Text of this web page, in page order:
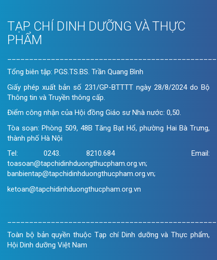
TẠP CHÍ DINH DƯỠNG VÀ THỰC
PHẨM
Tổng biên tập: PGS.TS.BS. Trần Quang Bình
Giấy phép xuất bản số 231/GP-BTTTT ngày 28/8/2024 do Bộ
Thông tin và Truyền thông cấp.
Điểm công nhận của Hội đồng Giáo sư Nhà nước: 0,50.
Tòa soạn: Phòng 509, 48B Tăng Bạt Hổ, phường Hai Bà Trưng,
thành phố Hà Nội
Tel: 0243. 8210.684 Email:
toasoan@tapchidinhduongthucpham.org.vn;
banbientap@tapchidinhduongthucpham.org.vn;
ketoan@tapchidinhduongthucpham.org.vn
Toàn bộ bản quyền thuộc Tạp chí Dinh dưỡng và Thực phẩm,
Hội Dinh dưỡng Việt Nam